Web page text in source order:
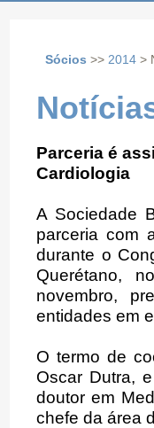
Sócios >> 2014 >
Parceria é
Cardiologia
A Sociedade
parceria com
durante o
Querétano,
novembro,
entidades em
O termo de
Oscar Dutra,
doutor em
chefe da área